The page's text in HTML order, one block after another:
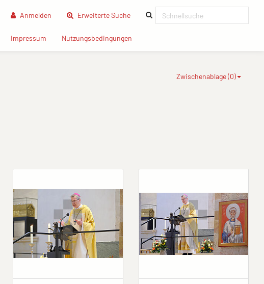
Anmelden Erweiterte Suche(current)
Impressum (current)Nutzungsbedingungen
Zwischenablage (0)